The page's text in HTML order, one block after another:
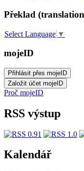
Překlad
Select Language ▼
mojeID
Proč mojeID
RSS výstup
Kalendář